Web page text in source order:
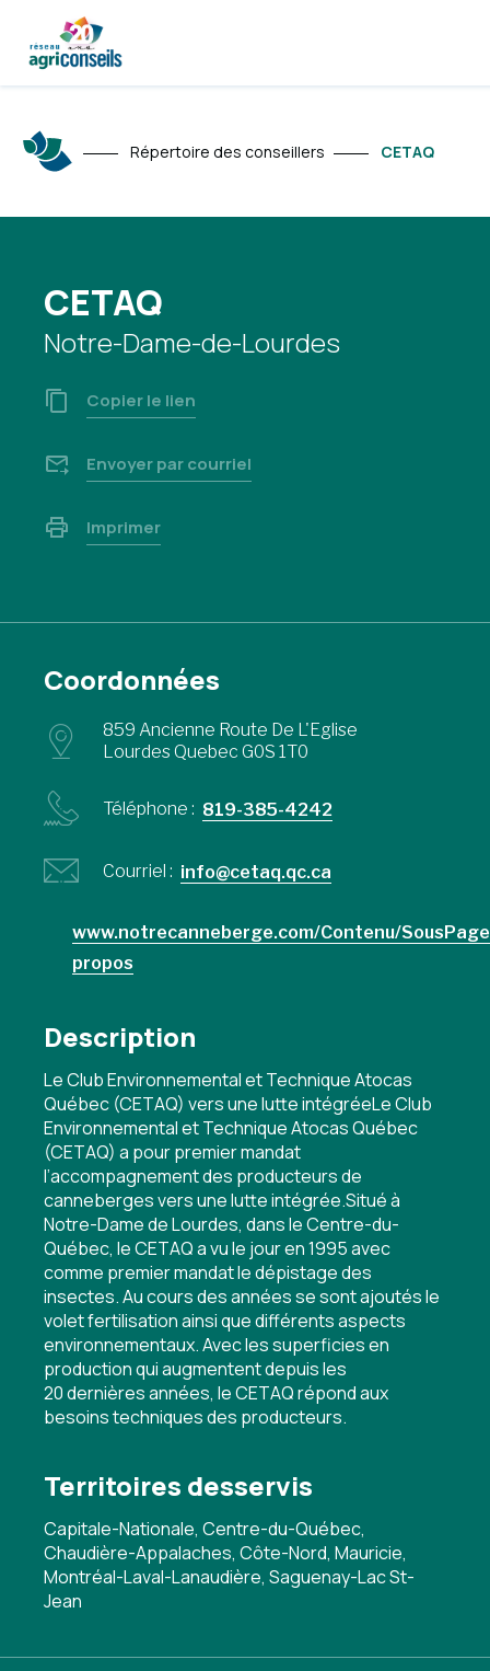
Répertoire des conseillers CETAQ
CETAQ
Notre-Dame-de-Lourdes
Copier le lien
Envoyer par courriel
Imprimer
Coordonnées
859 Ancienne Route De L'Eglise
Lourdes Quebec G0S 1T0
Téléphone : 819-385-4242
Courriel : info@cetaq.qc.ca
www.notrecanneberge.com/Contenu/
propos
Description
Le Club Environnemental et Technique Atocas
Québec (CETAQ) vers une lutte intégréeLe Club
Environnemental et Technique Atocas Québec
(CETAQ) a pour premier mandat
l’accompagnement des producteurs de
canneberges vers une lutte intégrée.Situé à
Notre-Dame de Lourdes, dans le Centre-du-
Québec, le CETAQ a vu le jour en 1995 avec
comme premier mandat le dépistage des
insectes. Au cours des années se sont ajoutés le
volet fertilisation ainsi que différents aspects
environnementaux. Avec les superficies en
production qui augmentent depuis les
20 dernières années, le CETAQ répond aux
besoins techniques des producteurs.
Territoires desservis
Capitale-Nationale, Centre-du-Québec,
Chaudière-Appalaches, Côte-Nord, Mauricie,
Montréal-Laval-Lanaudière, Saguenay-Lac St-
Jean